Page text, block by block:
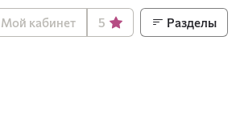
Мой кабинет 5 Разделы